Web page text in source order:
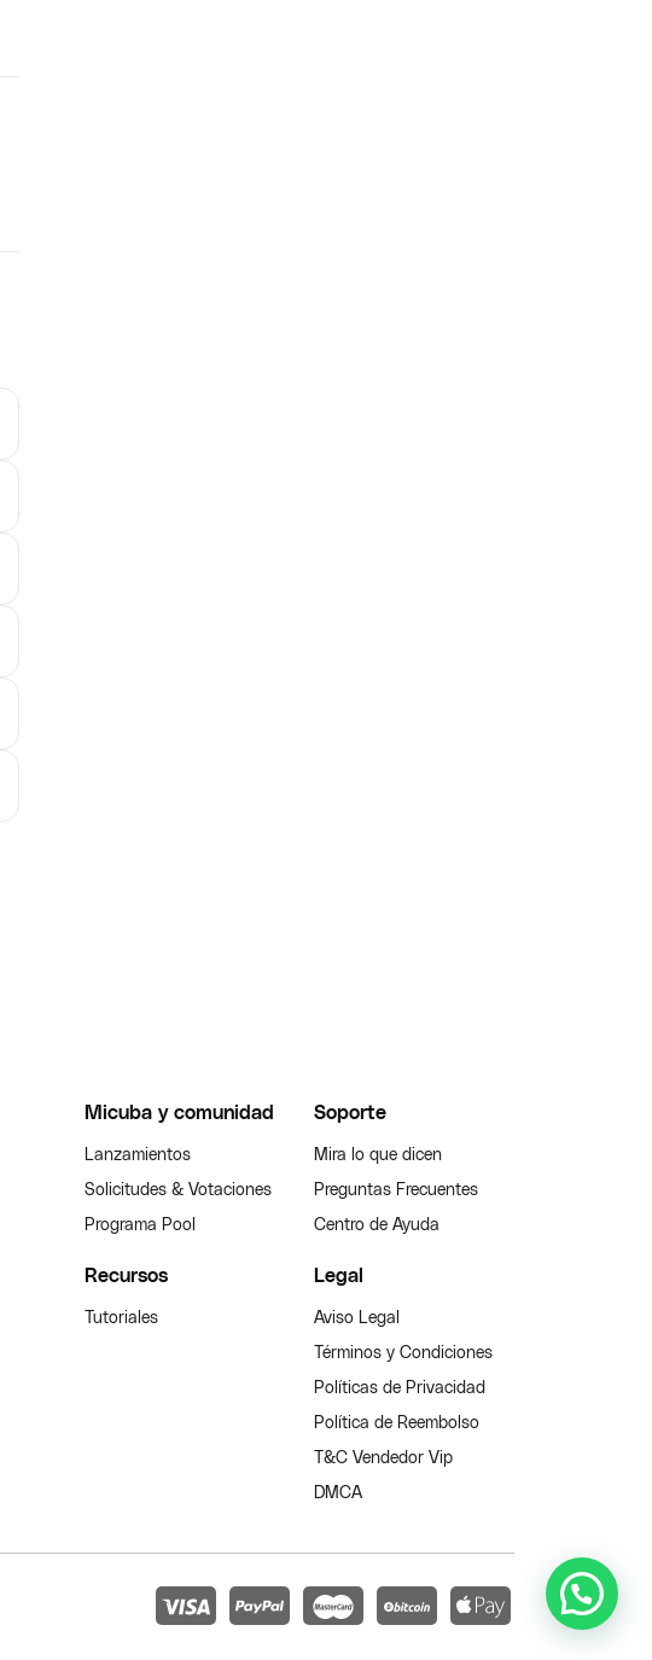
Micuba y comunidad
Lanzamientos
Solicitudes & Votaciones
Programa Pool
Soporte
Mira lo que dicen
Preguntas Frecuentes
Centro de Ayuda
Recursos
Tutoriales
Legal
Aviso Legal
Términos y Condiciones
Políticas de Privacidad
Política de Reembolso
T&C Vendedor Vip
DMCA